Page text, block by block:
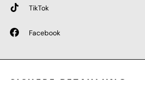
TikTok
Facebook
SICHERE BEZAHLUNG